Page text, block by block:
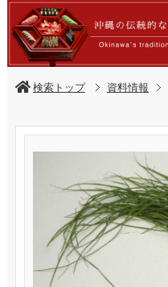
検索トップ 資料情報